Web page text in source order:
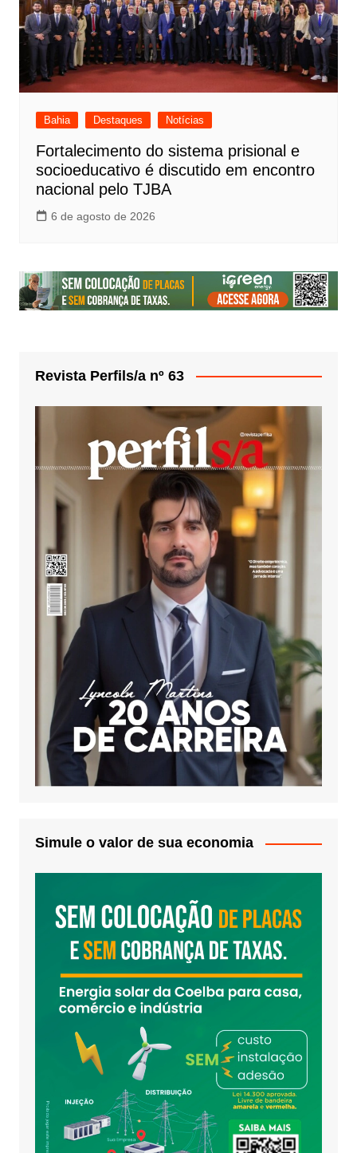
Bahia Destaques Notícias
Fortalecimento do sistema prisional e
socioeducativo é discutido em encontro
nacional pelo TJBA
6 de agosto de 2026
Revista Perfils/a nº 63
Simule o valor de sua economia